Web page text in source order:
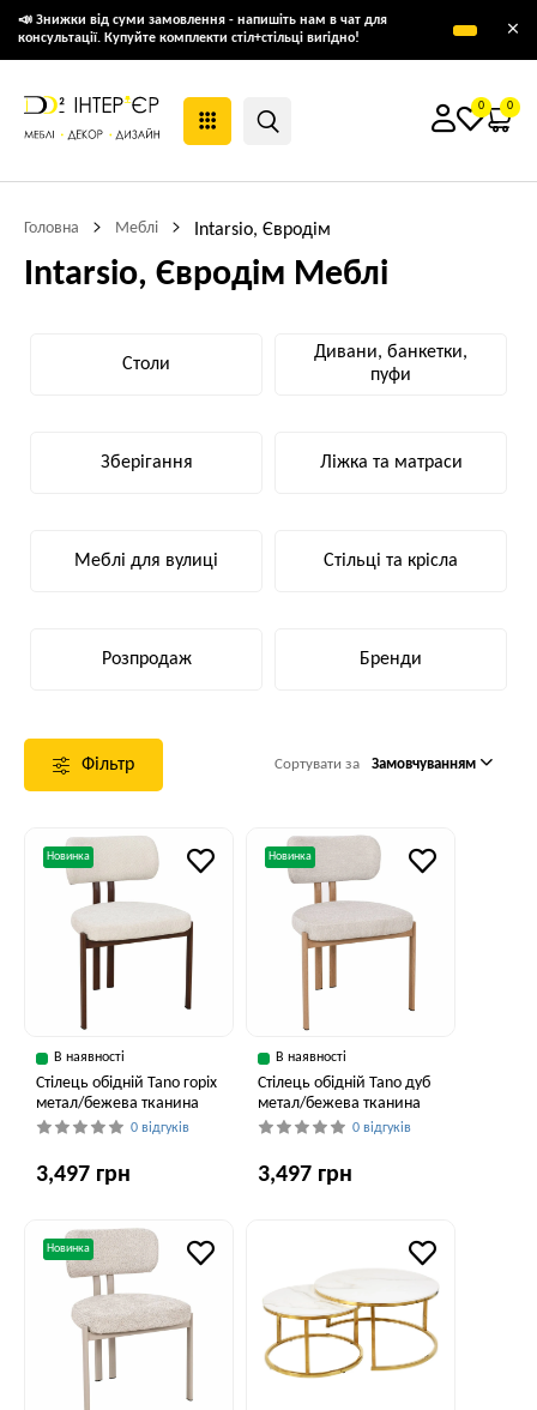
📣 Знижки від суми замовлення - напишіть нам в чат для
консультації. Купуйте комплекти стіл+стільці вигідно!
×
0 0
Головна Меблі Intarsio, Євродім
Intarsio, Євродім Меблі
Столи
Дивани, банкетки,
пуфи
Зберігання Ліжка та матраси
Меблі для вулиці Стільці та крісла
Розпродаж Бренди
Фільтр Сортувати за Замовчуванням
Новинка
В наявності
Cтілець обідній Tano горіх
метал/бежева тканина
0 відгуків
3,497 грн
Новинка
В наявності
Cтілець обідній Tano дуб
метал/бежева тканина
0 відгуків
3,497 грн
Новинка